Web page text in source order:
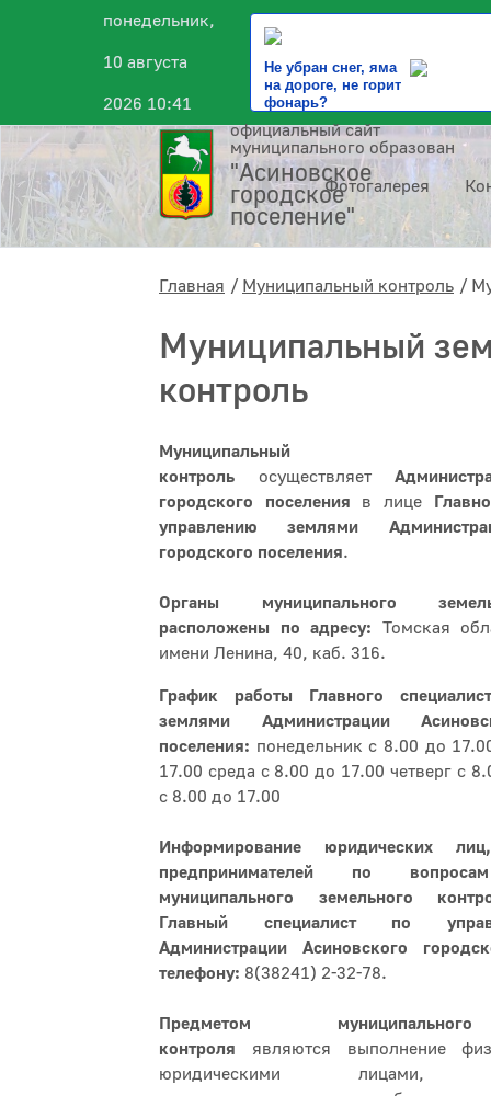
понедельник,
10 августа
2026 10:41
Не убран снег, яма
на дороге, не горит
фонарь?
официальный сайт
муниципального образования
"Асиновское
городское
поселение"
Фотогалерея
Главная Муниципальный контроль
Муниципальный
контроль
Муниципальный
контроль осуществляет
городского поселения в лице
управлению землями
городского поселения.
Органы муниципального
расположены по адресу: Томская
имени Ленина, 40, каб. 316.
График работы Главного
землями Администрации
поселения: понедельник с 8.00 до
17.00 среда с 8.00 до 17.00 четверг с
с 8.00 до 17.00
Информирование юридических
предпринимателей по
муниципального земельного
Главный специалист по
Администрации Асиновского
телефону: 8(38241) 2-32-78.
Предметом
контроля являются выполнение
юридическими лицами,